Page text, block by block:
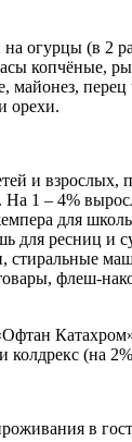
огурцы (в 2
копчёные,
майонез,
орехи.
и взрослых,
На 1 – 4%
для
для ресниц и
стиральные
флеш-
колдрекс (на
в